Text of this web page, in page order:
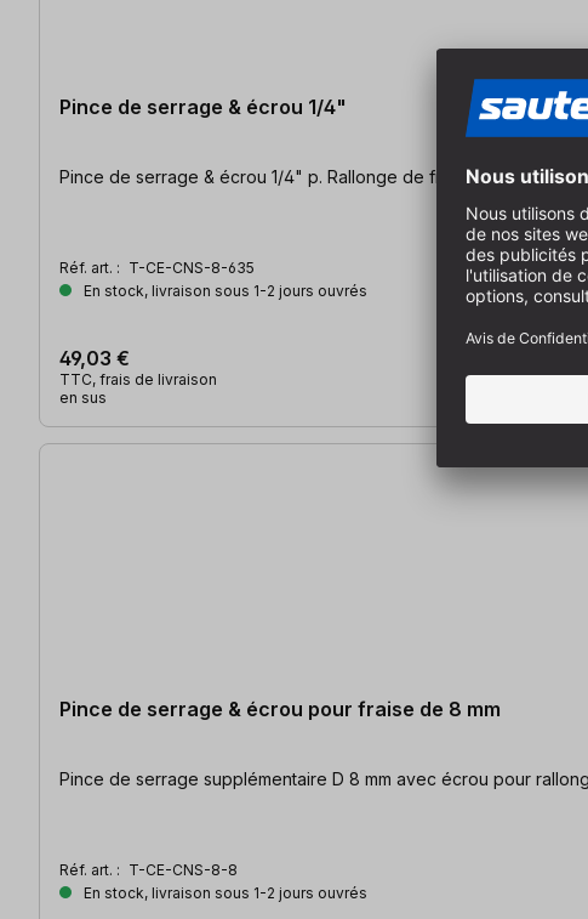
Pince de serrage & écrou 1/4"
Pince de serrage & écrou 1/4" p. Rallonge de fraise CE/88 et
Réf. art. : T-CE-CNS-8-635
En stock, livraison sous 1-2 jours ouvrés
49,03 €
TTC, frais de livraison
en sus
Pince de serrage & écrou pour fraise de 8 mm
Pince de serrage supplémentaire D 8 mm avec écrou pour
Réf. art. : T-CE-CNS-8-8
En stock, livraison sous 1-2 jours ouvrés